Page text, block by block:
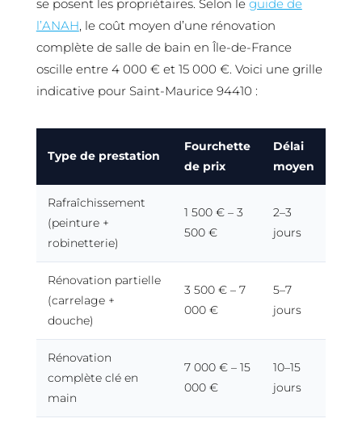
se posent les propriétaires. Selon le guide de
l’ANAH, le coût moyen d’une rénovation
complète de salle de bain en Île-de-France
oscille entre 4 000 € et 15 000 €. Voici une grille
indicative pour Saint-Maurice 94410 :
Type de prestation
Fourchette
de prix
Délai
moyen
Rafraîchissement
(peinture +
robinetterie)
1 500 € – 3
500 €
2–3
jours
Rénovation partielle
(carrelage +
douche)
3 500 € – 7
000 €
5–7
jours
Rénovation
complète clé en
main
7 000 € – 15
000 €
10–15
jours